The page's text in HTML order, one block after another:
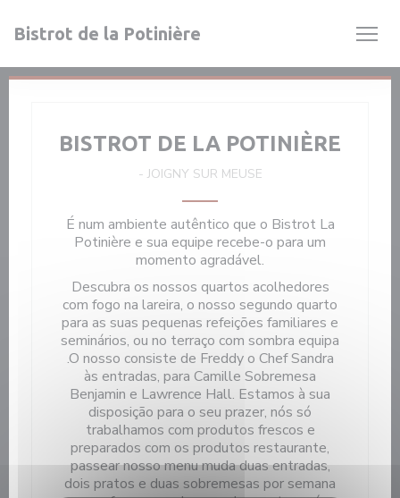
Bistrot de la Potinière
BISTROT DE LA POTINIÈRE
- JOIGNY SUR MEUSE
É num ambiente autêntico que o Bistrot La
Potinière e sua equipe recebe-o para um
momento agradável.
Descubra os nossos quartos acolhedores
com fogo na lareira, o nosso segundo quarto
para as suas pequenas refeições familiares e
seminários, ou no terraço com sombra equipa
.O nosso consiste de Freddy o Chef Sandra
às entradas, para Camille Sobremesa
Benjamin e Lawrence Hall. Estamos à sua
disposição para o seu prazer, nós só
trabalhamos com produtos frescos e
preparados com os produtos restaurante,
passear nosso menu muda duas entradas,
dois pratos e duas sobremesas por semana